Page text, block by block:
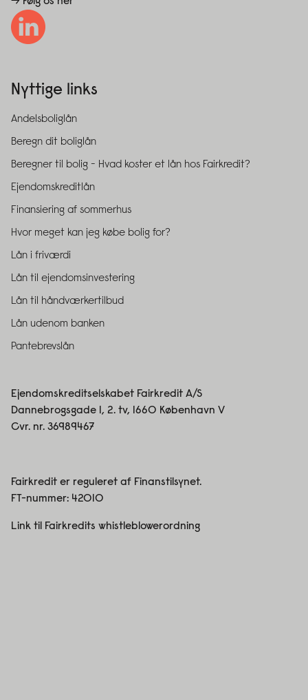
Nyttige links
Andelsboliglån
Beregn dit boliglån
Beregner til bolig - Hvad koster et lån hos Fairkredit?
Ejendomskreditlån
Finansiering af sommerhus
Hvor meget kan jeg købe bolig for?
Lån i friværdi
Lån til ejendomsinvestering
Lån til håndværkertilbud
Lån udenom banken
Pantebrevslån
Ejendomskreditselskabet Fairkredit A/S
Dannebrogsgade 1, 2. tv, 1660 København V
Cvr. nr. 36989467
Fairkredit er reguleret af Finanstilsynet.
FT-nummer: 42010
Link til Fairkredits whistleblowerordning